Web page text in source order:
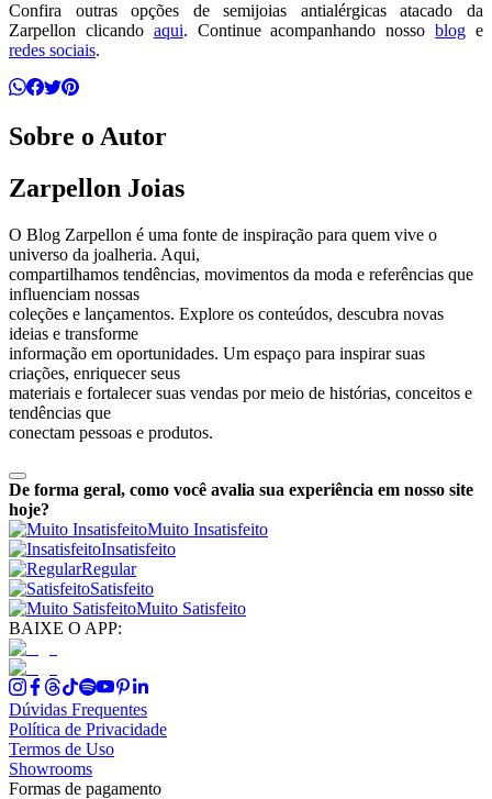
Confira outras opções de semijoias antialérgicas atacado da
Zarpellon clicando aqui. Continue acompanhando nossoblog e
redes sociais.
Sobre o Autor
Zarpellon Joias
O Blog Zarpellon é uma fonte de inspiração para quem vive o
universo da joalheria. Aqui,
compartilhamos tendências, movimentos da moda e referências que
influenciam nossas
coleções e lançamentos. Explore os conteúdos, descubra novas
ideias e transforme
informação em oportunidades. Um espaço para inspirar suas
criações, enriquecer seus
materiais e fortalecer suas vendas por meio de histórias, conceitos e
tendências que
conectam pessoas e produtos.
De forma geral, como você avalia sua experiência em nosso site
hoje?
Muito Insatisfeito
Insatisfeito
Regular
Satisfeito
Muito Satisfeito
BAIXE O APP:
Dúvidas Frequentes
Política de Privacidade
Termos de Uso
Showrooms
Formas de pagamento